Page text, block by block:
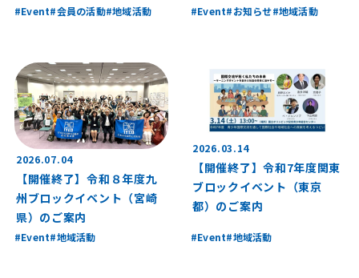
Event 会員の活動 地域活動 Event お知らせ 地域活動
2026.07.04
【開催終了】令和８年度九
州ブロックイベント（宮崎
県）のご案内
Event 地域活動
2026.03.14
【開催終了】令和7年度関東
ブロックイベント（東京
都）のご案内
Event 地域活動